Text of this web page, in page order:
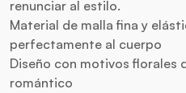
renunciar al estilo.
Material de malla fina y
perfectamente al cuerpo
Diseño con motivos florales
romántico